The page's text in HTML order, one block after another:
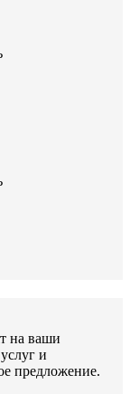
на ваши
и
предложение.